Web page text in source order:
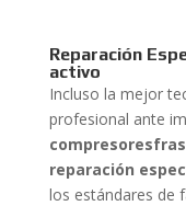
Reparación
activo
Incluso la mejor
profesional ante
reparación
los estándares de